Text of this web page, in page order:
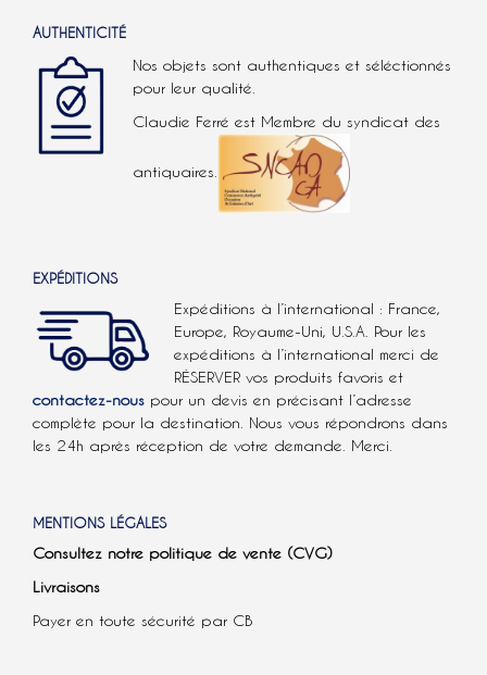
AUTHENTICITÉ
Nos objets sont authentiques et séléctionnés
pour leur qualité.
Claudie Ferré est Membre du syndicat des
antiquaires.
EXPÉDITIONS
Expéditions à l’international : France,
Europe, Royaume-Uni, U.S.A. Pour les
expéditions à l’international merci de
RÉSERVER vos produits favoris et
contactez-nous pour un devis en précisant l’adresse
complète pour la destination. Nous vous répondrons dans
les 24h après réception de votre demande. Merci.
MENTIONS LÉGALES
Consultez notre politique de vente (CVG)
Livraisons
Payer en toute sécurité par CB